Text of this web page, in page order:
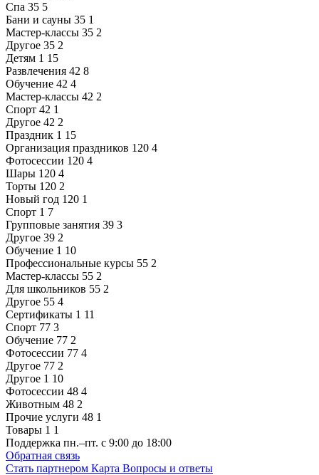
Спа 35 5
Бани и сауны 35 1
Мастер-классы 35 2
Другое 35 2
Детям 1 15
Развлечения 42 8
Обучение 42 4
Мастер-классы 42 2
Спорт 42 1
Другое 42 2
Праздник 1 15
Организация праздников 120 4
Фотосессии 120 4
Шары 120 4
Торты 120 2
Новый год 120 1
Спорт 1 7
Групповые занятия 39 3
Другое 39 2
Обучение 1 10
Профессиональные курсы 55 2
Мастер-классы 55 2
Для школьников 55 2
Другое 55 4
Сертификаты 1 11
Спорт 77 3
Обучение 77 2
Фотосессии 77 4
Другое 77 2
Другое 1 10
Фотосессии 48 4
Животным 48 2
Прочие услуги 48 1
Товары 1 1
Поддержка пн.–пт. с 9:00 до 18:00
Обратная связь
Стать партнером Карта Вопросы и ответы